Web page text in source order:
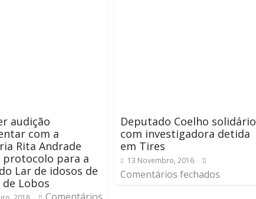
audição
com a
Rita Andrade
protocolo para a
Lar de idosos de
de Lobos
Deputado Coelho solidário
com investigadora detida
em Tires
13 Novembro, 2016
Comentários fechados